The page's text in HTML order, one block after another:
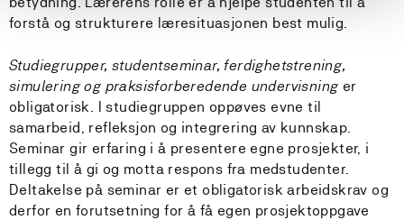
forstå og strukturere læresituasjonen best mulig.
Studiegrupper, studentseminar, ferdighetstrening,
simulering og praksisforberedende undervisninger
obligatorisk. I studiegruppen oppøves evne til
samarbeid, refleksjon og integrering av kunnskap.
Seminar gir erfaring i å presentere egne prosjekter, i
tillegg til å gi og motta respons fra medstudenter.
Deltakelse på seminar er et obligatorisk arbeidskrav og
derfor en forutsetning for å få egen prosjektoppgave